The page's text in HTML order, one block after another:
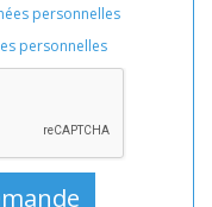
personnelles
personnelles